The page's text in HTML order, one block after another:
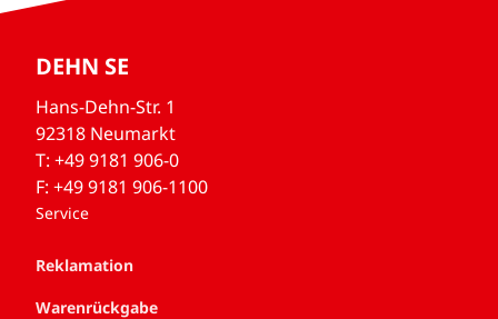
DEHN SE
Hans-Dehn-Str. 1
92318 Neumarkt
T: +49 9181 906-0
F: +49 9181 906-1100
Service
Reklamation
Warenrückgabe